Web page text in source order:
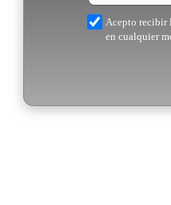
Acepto recibir
en cualquier